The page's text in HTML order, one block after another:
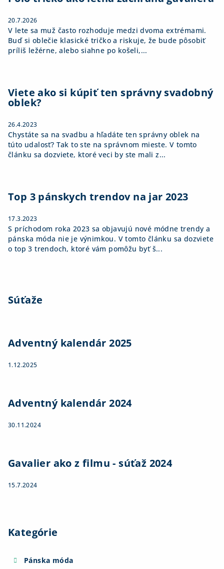
20.7.2026
V lete sa muž často rozhoduje medzi dvoma extrémami.
Buď si oblečie klasické tričko a riskuje, že bude pôsobiť
príliš ležérne, alebo siahne po košeli,...
Viete ako si kúpiť ten správny svadobný
oblek?
26.4.2023
Chystáte sa na svadbu a hľadáte ten správny oblek na
túto udalosť? Tak to ste na správnom mieste. V tomto
článku sa dozviete, ktoré veci by ste mali z...
Top 3 pánskych trendov na jar 2023
17.3.2023
S príchodom roka 2023 sa objavujú nové módne trendy a
pánska móda nie je výnimkou. V tomto článku sa dozviete
o top 3 trendoch, ktoré vám pomôžu byť š...
Súťaže
Adventný kalendár 2025
1.12.2025
Adventný kalendár 2024
30.11.2024
Gavalier ako z filmu - súťaž 2024
15.7.2024
Kategórie
Pánska móda